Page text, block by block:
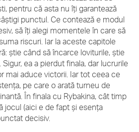
pentru că asta nu îți garantează
punctul. Ce contează e modul
să îți alegi momentele în care să
riscuri. Iar la aceste capitole
știe când să încarce loviturile, știe
ea a pierdut finala, dar lucrurile
mai aduce victorii. Iar tot ceea ce
pe care o arată turneu de
În finala cu Rybakina, cât timp
jocul (aici e de fapt și esența
decisiv.